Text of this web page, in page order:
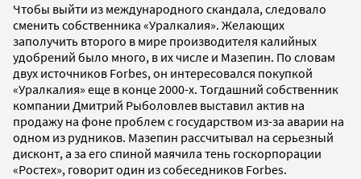
Чтобы выйти из международного скандала, следовало
сменить собственника «Уралкалия». Желающих
заполучить второго в мире производителя калийных
удобрений было много, в их числе и Мазепин. По словам
двух источников Forbes, он интересовался покупкой
«Уралкалия» еще в конце 2000-х. Тогдашний собственник
компании Дмитрий Рыболовлев выставил актив на
продажу на фоне проблем с государством из-за аварии на
одном из рудников. Мазепин рассчитывал на серьезный
дисконт, а за его спиной маячила тень госкорпорации
«Ростех», говорит один из собеседников Forbes.